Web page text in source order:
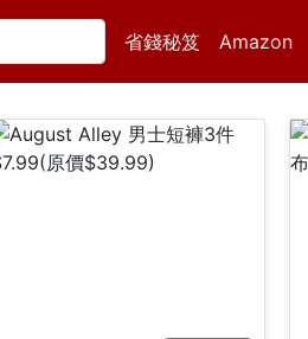
省錢秘笈 Amazon